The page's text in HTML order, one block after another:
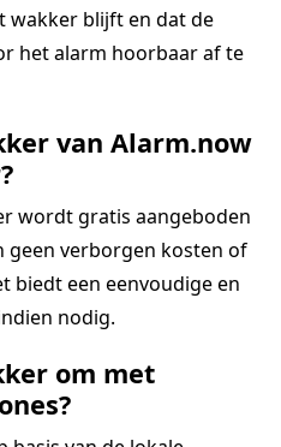
wakker blijft en dat de
het alarm hoorbaar af te
van Alarm.now
wordt gratis aangeboden
geen verborgen kosten of
biedt een eenvoudige en
nodig.
om met